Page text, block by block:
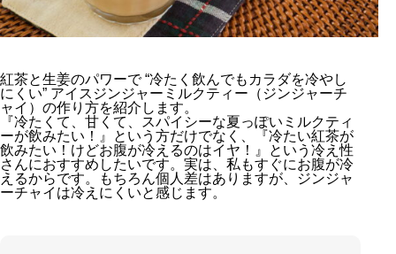
紅茶と生姜のパワーで “冷たく飲んでもカラダを冷やし
にくい” アイスジンジャーミルクティー（ジンジャーチ
ャイ）の作り方を紹介します。
『冷たくて、甘くて、スパイシーな夏っぽいミルクティ
ーが飲みたい！』という方だけでなく、『冷たい紅茶が
飲みたい！けどお腹が冷えるのはイヤ！』という冷え性
さんにおすすめしたいです。実は、私もすぐにお腹が冷
えるからです。もちろん個人差はありますが、ジンジャ
ーチャイは冷えにくいと感じます。